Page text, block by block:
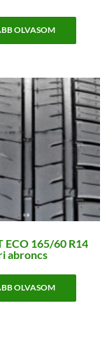
OLVASOM
ECO 165/60 R14
abroncs
OLVASOM